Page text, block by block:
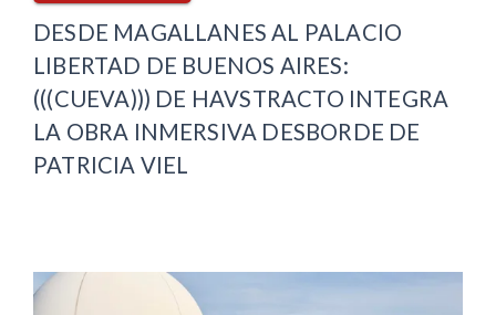
DESDE MAGALLANES AL PALACIO
LIBERTAD DE BUENOS AIRES:
(((CUEVA))) DE HAVSTRACTO INTEGRA
LA OBRA INMERSIVA DESBORDE DE
PATRICIA VIEL